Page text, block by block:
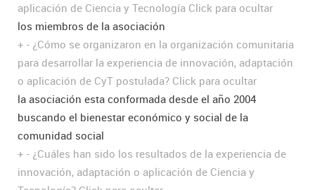
aplicación de Ciencia y Tecnología Click para ocultar
los miembros de la asociación
+ - ¿Cómo se organizaron en la organización comunitaria
para desarrollar la experiencia de innovación, adaptación
o aplicación de CyT postulada? Click para ocultar
la asociación esta conformada desde el año 2004
buscando el bienestar económico y social de la
comunidad social
+ - ¿Cuáles han sido los resultados de la experiencia de
innovación, adaptación o aplicación de Ciencia y